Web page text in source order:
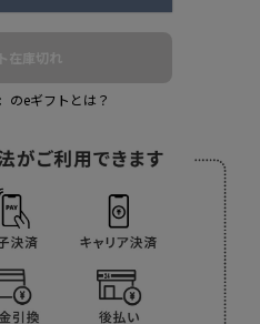
在庫切れ
のeギフトとは？